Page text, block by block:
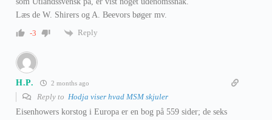
Læs de W. Shirers og A. Beevors bøger mv.
-3
Reply
H.P. 2 months ago
Reply to Hodja viser hvad MSM skjuler
Eisenhowers korstog i Europa er en bog på 559 sider; de seks